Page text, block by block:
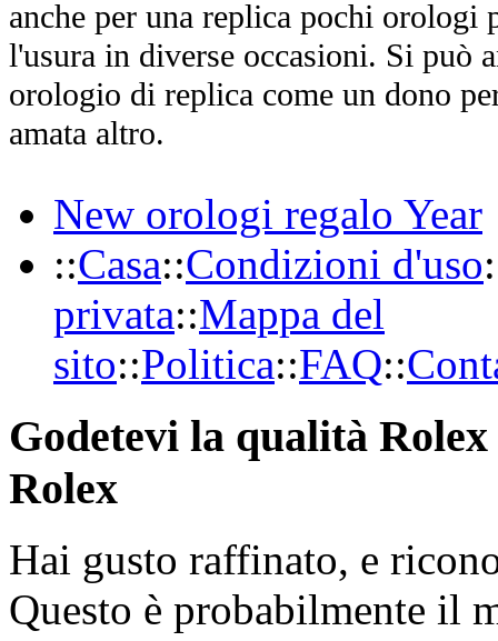
anche per una replica pochi orologi
l'usura in diverse occasioni. Si può
orologio di replica come un dono
amata altro.
New orologi regalo Year
::Casa::Condizioni d'uso
privata::Mappa del
sito::Politica::FAQ::
Godetevi la qualità
Rolex
Hai gusto raffinato, e
Questo è probabilmente il